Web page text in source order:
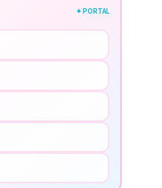
✦ PORTAL